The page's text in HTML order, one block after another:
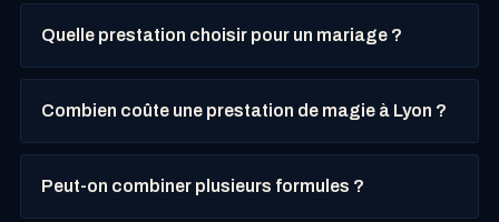
Quelle prestation choisir pour un mariage ?
Combien coûte une prestation de magie à Lyon ?
Peut-on combiner plusieurs formules ?